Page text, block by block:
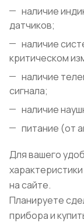
наличие
датчиков;
наличие
критическом
наличие
сигнала;
наличие
питание (от
Для вашего
на сайте.
Планируете
прибора и